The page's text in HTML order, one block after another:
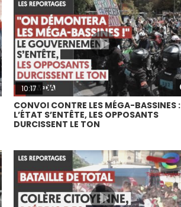
Watch Later
10:17
CONVOI CONTRE LES MÉGA-BASSINES :
L’ÉTAT S’ENTÊTE, LES OPPOSANTS
DURCISSENT LE TON